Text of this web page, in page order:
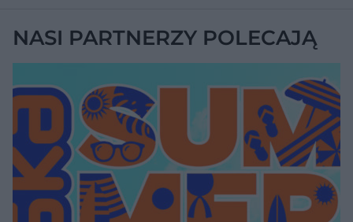
NASI PARTNERZY POLECAJĄ